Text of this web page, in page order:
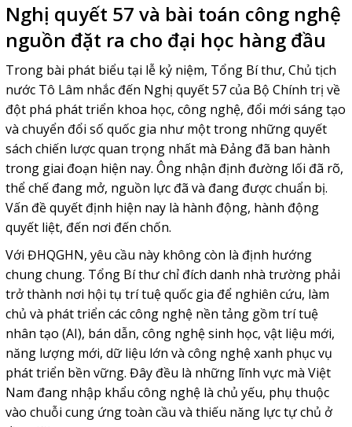
Nghị quyết 57 và bài toán công nghệ
nguồn đặt ra cho đại học hàng đầu
Trong bài phát biểu tại lễ kỷ niệm, Tổng Bí thư, Chủ tịch
nước Tô Lâm nhắc đến Nghị quyết 57 của Bộ Chính trị về
đột phá phát triển khoa học, công nghệ, đổi mới sáng tạo
và chuyển đổi số quốc gia như một trong những quyết
sách chiến lược quan trọng nhất mà Đảng đã ban hành
trong giai đoạn hiện nay. Ông nhận định đường lối đã rõ,
thể chế đang mở, nguồn lực đã và đang được chuẩn bị.
Vấn đề quyết định hiện nay là hành động, hành động
quyết liệt, đến nơi đến chốn.
Với ĐHQGHN, yêu cầu này không còn là định hướng
chung chung. Tổng Bí thư chỉ đích danh nhà trường phải
trở thành nơi hội tụ trí tuệ quốc gia để nghiên cứu, làm
chủ và phát triển các công nghệ nền tảng gồm trí tuệ
nhân tạo (AI), bán dẫn, công nghệ sinh học, vật liệu mới,
năng lượng mới, dữ liệu lớn và công nghệ xanh phục vụ
phát triển bền vững. Đây đều là những lĩnh vực mà Việt
Nam đang nhập khẩu công nghệ là chủ yếu, phụ thuộc
vào chuỗi cung ứng toàn cầu và thiếu năng lực tự chủ ở